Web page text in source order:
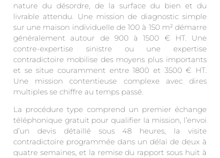
nature du désordre, de la surface du bien et du
livrable attendu. Une mission de diagnostic simple
sur une maison individuelle de 100 à 150 m² démarre
généralement autour de 900 à 1500 € HT. Une
contre-expertise sinistre ou une expertise
contradictoire mobilise des moyens plus importants
et se situe couramment entre 1800 et 3500 € HT.
Une mission contentieuse complexe avec dires
multiples se chiffre au temps passé.
La procédure type comprend un premier échange
téléphonique gratuit pour qualifier la mission, l’envoi
d’un devis détaillé sous 48 heures, la visite
contradictoire programmée dans un délai de deux à
quatre semaines, et la remise du rapport sous huit à